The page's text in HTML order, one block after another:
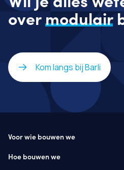
overmodulair
Kom langs bij Barli
Voor wie bouwen we
Hoe bouwen we